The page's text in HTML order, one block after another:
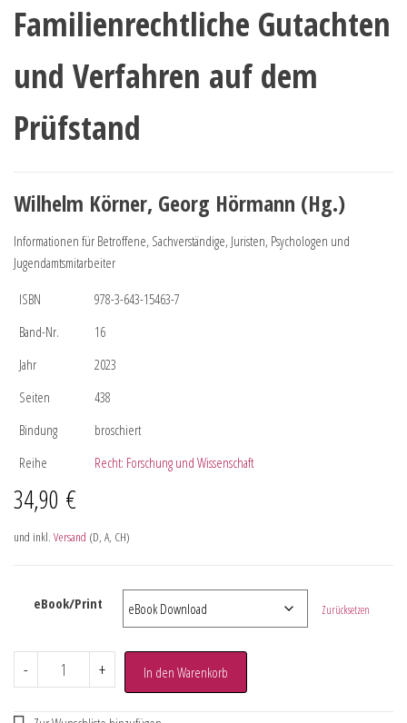
Familienrechtliche Gutachten
und Verfahren auf dem
Prüfstand
Wilhelm Körner, Georg Hörmann (Hg.)
Informationen für Betroffene, Sachverständige, Juristen, Psychologen und
Jugendamtsmitarbeiter
ISBN
978-3-643-15463-7
Band-Nr.
16
Jahr
2023
Seiten
438
Bindung
broschiert
Reihe
Recht: Forschung und Wissenschaft
34,90 €
und inkl. Versand (D, A, CH)
eBook/Print Zurücksetzen
- + In den Warenkorb